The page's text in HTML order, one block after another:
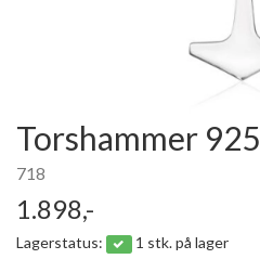
Torshammer 925
718
1.898,-
Lagerstatus:
1 stk. på lager